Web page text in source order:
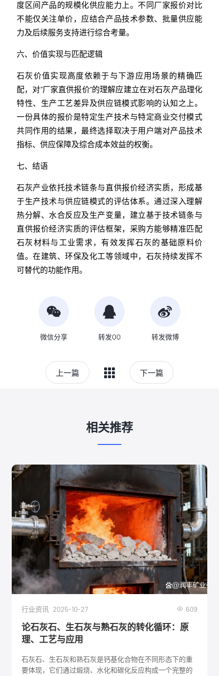
度区间产品的规模化供应能力上。不同厂家报价对比
不能仅关注单价，应结合产品技术参数、批量供应能
力及后续服务支持进行综合考量。
六、价值实现与匹配逻辑
石灰价值实现高度依赖于与下游应用场景的精确匹
配，对“厂家直供报价”的理解应建立在对石灰产品理化
特性、生产工艺差异及供应链模式影响的认知之上。
一份具体的报价是特定生产技术与特定商业交付模式
共同作用的结果，最终选择取决于用户端对产品技术
指标、供应保障及综合成本效益的权衡。
七、结语
石灰产业依托技术链条与直供报价经济实质，形成基
于生产技术与供应链模式的评估体系。通过深入理解
热分解、水合反应及生产变量，建立基于技术链条与
直供报价经济实质的评估框架，采购方能够精准匹配
石灰材料与工业需求，有效发挥石灰的基础原料价
值。在建筑、环保及化工等领域中，石灰持续发挥不
可替代的功能作用。
微信分享 转发QQ 转发微博
上一篇 下一篇
相关推荐
行业资讯 2025-10-27 609
论石灰石、生石灰与熟石灰的转化循环：原
理、工艺与应用
石灰石、生石灰和熟石灰是钙基化合物在不同形态下的重
要体现，它们通过煅烧、水化和碳化反应构成一个完整的